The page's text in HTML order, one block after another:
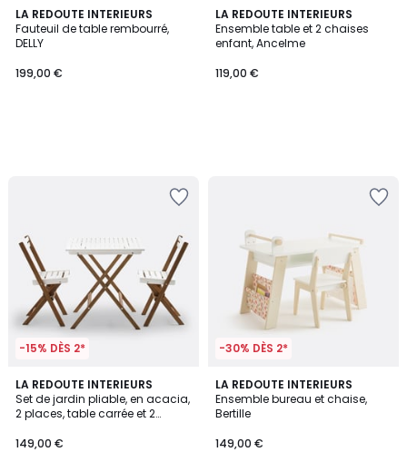
LA REDOUTE INTERIEURS
Fauteuil de table rembourré,
DELLY
199,00 €
LA REDOUTE INTERIEURS
Ensemble table et 2 chaises
enfant, Ancelme
119,00 €
-15% DÈS 2*
LA REDOUTE INTERIEURS
Set de jardin pliable, en acacia,
2 places, table carrée et 2
149,00 €
4,3
/ 5
4
Couleurs
-30% DÈS 2*
LA REDOUTE INTERIEURS
Ensemble bureau et chaise,
Bertille
149,00 €
2
/
5